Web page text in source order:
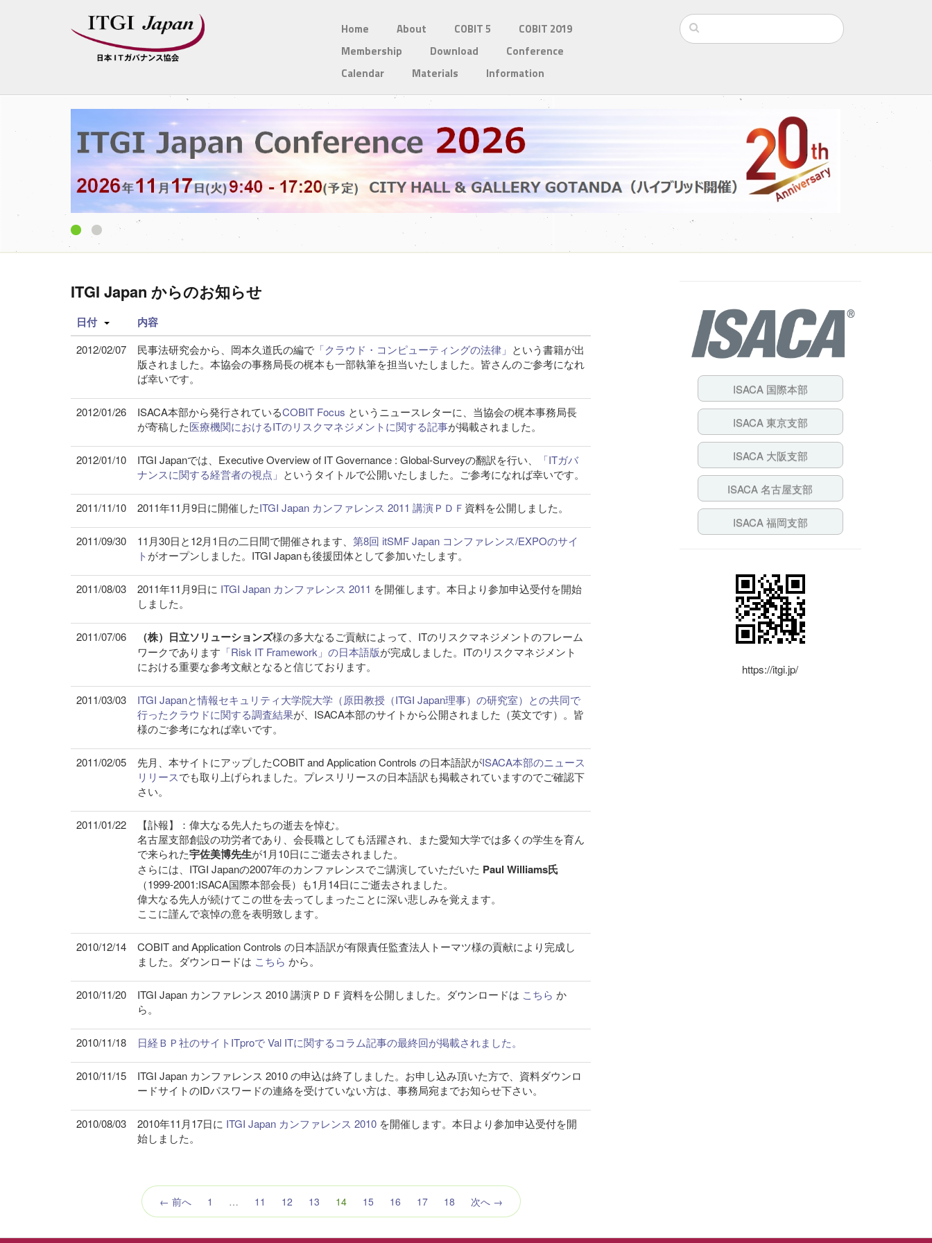
Home About COBIT 5
COBIT 2019
Membership
Download
Conference
Calendar
Materials Information
ITGI Japan からのお知らせ
日付 内容
2012/02/07 民事法研究会から、岡本久道氏の編で 「クラウド・コンピューティングの法律」 という書籍が出
版されました。本協会の事務局長の梶本も一部執筆を担当いたしました。皆さんのご参考になれ
ば幸いです。
2012/01/26 ISACA本部から発行されているCOBIT Focus というニュースレターに、当協会の梶本事務局長
が寄稿した医療機関におけるITのリスクマネジメントに関する記事が掲載されました。
2012/01/10 ITGI Japanでは、Executive Overview of IT Governance : Global-Surveyの翻訳を行い、
「ITガバ
ナンスに関する経営者の視点」 というタイトルで公開いたしました。ご参考になれば幸いです。
2011/11/10 2011年11月9日に開催したITGI Japan カンファレンス 2011 講演ＰＤＦ 資料を公開しました。
2011/09/30 11月30日と12月1日の二日間で開催されます、 第8回 itSMF Japan コンファレンス/EXPOのサイ
トがオープンしました。ITGI Japanも後援団体として参加いたします。
2011/08/03 2011年11月9日に ITGI Japan カンファレンス 2011 を開催します。本日より参加申込受付を開始
しました。
2011/07/06 （株）日立ソリューションズ様の多大なるご貢献によって、ITのリスクマネジメントのフレーム
ワークであります 「Risk IT Framework」の日本語版が完成しました。ITのリスクマネジメント
における重要な参考文献となると信じております。
2011/03/03
ITGI Japanと情報セキュリティ大学院大学（原田教授（ITGI Japan理事）の研究室）との共同で
行ったクラウドに関する調査結果が、ISACA本部のサイトから公開されました（英文です）。皆
様のご参考になれば幸いです。
2011/02/05 先月、本サイトにアップしたCOBIT and Application Controls の日本語訳がISACA本部のニュース
リリースでも取り上げられました。プレスリリースの日本語訳も掲載されていますのでご確認下
さい。
2011/01/22
【訃報】：偉大なる先人たちの逝去を悼む。
名古屋支部創設の功労者であり、会長職としても活躍され、また愛知大学では多くの学生を育ん
で来られた宇佐美博先生が1月10日にご逝去されました。
さらには、ITGI Japanの2007年のカンファレンスでご講演していただいた Paul Williams氏
（1999-2001:ISACA国際本部会長）も1月14日にご逝去されました。
偉大なる先人が続けてこの世を去ってしまったことに深い悲しみを覚えます。
ここに謹んで哀悼の意を表明致します。
2010/12/14
COBIT and Application Controls の日本語訳が有限責任監査法人トーマツ様の貢献により完成し
ました。ダウンロードは こちら から。
2010/11/20 ITGI Japan カンファレンス 2010 講演ＰＤＦ資料を公開しました。ダウンロードは こちら か
ら。
2010/11/18 日経ＢＰ社のサイトITproで Val ITに関するコラム記事の最終回が掲載されました。
2010/11/15
ITGI Japan カンファレンス 2010 の申込は終了しました。お申し込み頂いた方で、資料ダウンロ
ードサイトのIDパスワードの連絡を受けていない方は、事務局宛までお知らせ下さい。
2010/08/03 2010年11月17日に ITGI Japan カンファレンス 2010 を開催します。本日より参加申込受付を開
始しました。
← 前へ 1 11 12 13 14 （こ
の
15 16 17 18 次へ →
ISACA 国際本部
ISACA 東京支部
ISACA 大阪支部
ISACA 名古屋支部
ISACA 福岡支部
https://itgi.jp/